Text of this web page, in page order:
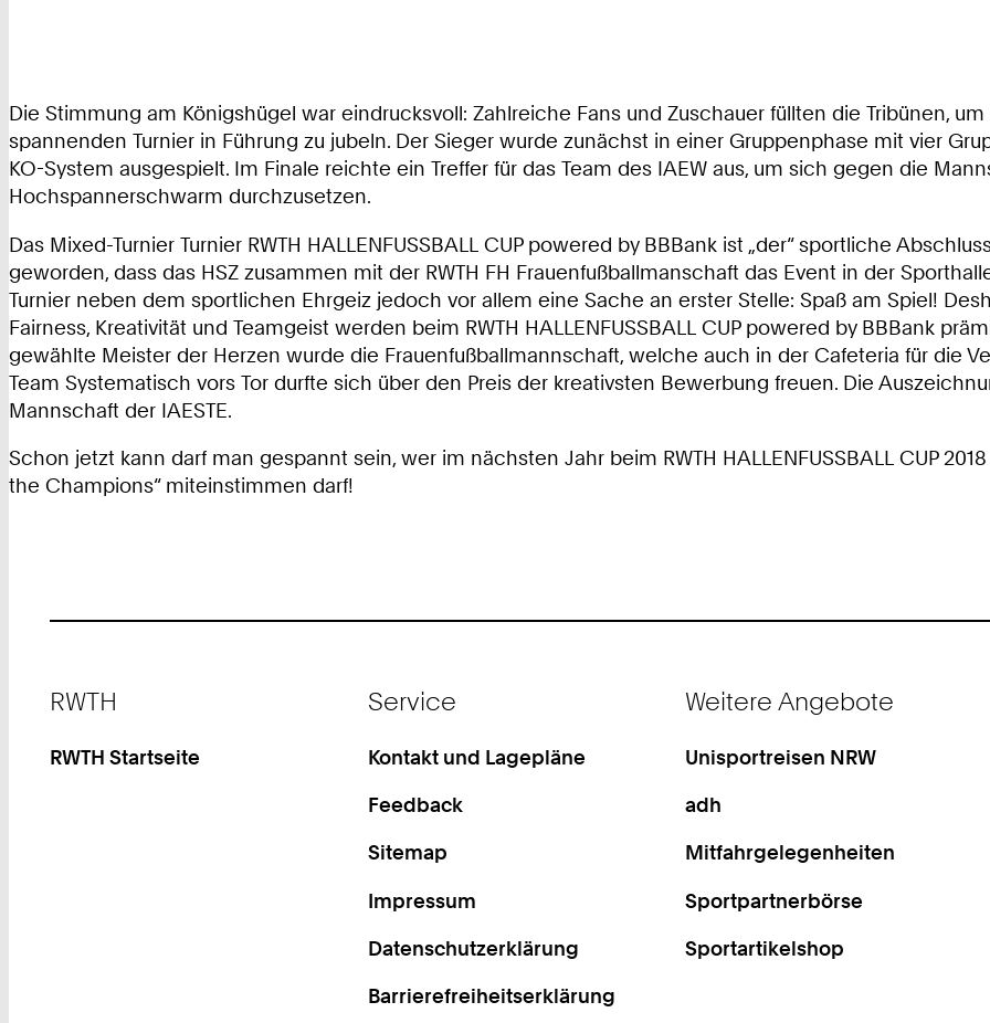
Die Stimmung am Königshügel war eindrucksvoll: Zahlreiche Fans und Zuschauer füllten die Tribünen,
spannenden Turnier in Führung zu jubeln. Der Sieger wurde zunächst in einer Gruppenphase mit vier
KO-System ausgespielt. Im Finale reichte ein Treffer für das Team des IAEW aus, um sich gegen die
Hochspannerschwarm durchzusetzen.
Das Mixed-Turnier Turnier RWTH HALLENFUSSBALL CUP powered by BBBank ist „der“ sportliche
geworden, dass das HSZ zusammen mit der RWTH FH Frauenfußballmanschaft das Event in der
Turnier neben dem sportlichen Ehrgeiz jedoch vor allem eine Sache an erster Stelle: Spaß am Spiel!
Fairness, Kreativität und Teamgeist werden beim RWTH HALLENFUSSBALL CUP powered by BBBank
gewählte Meister der Herzen wurde die Frauenfußballmannschaft, welche auch in der Cafeteria für die
Team Systematisch vors Tor durfte sich über den Preis der kreativsten Bewerbung freuen. Die
Mannschaft der IAESTE.
Schon jetzt kann darf man gespannt sein, wer im nächsten Jahr beim RWTH HALLENFUSSBALL CUP
the Champions“ miteinstimmen darf!
RWTH
RWTH Startseite
Service
Kontakt und Lagepläne
Feedback
Sitemap
Impressum
Datenschutzerklärung
Barrierefreiheitserklärung
Weitere Angebote
Unisportreisen NRW
adh
Mitfahrgelegenheiten
Sportpartnerbörse
Sportartikelshop